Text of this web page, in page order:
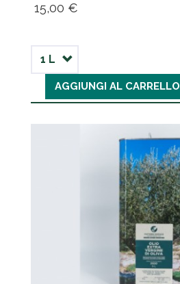
15,00 €
AGGIUNGI AL CARRELLO